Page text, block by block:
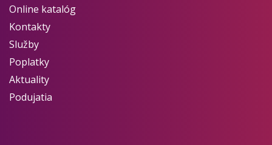
Online katalóg
Kontakty
Služby
Poplatky
Aktuality
Podujatia